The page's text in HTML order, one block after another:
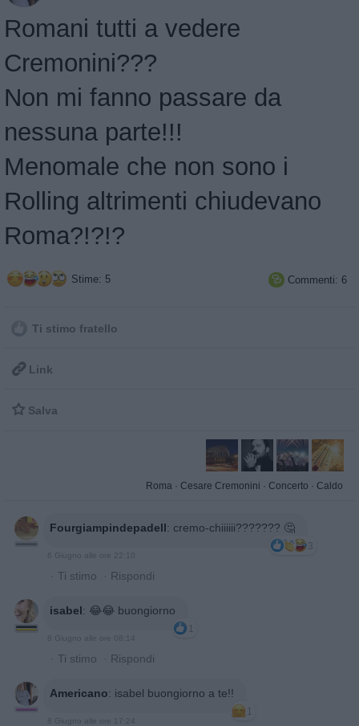
Romani tutti a vedere
Cremonini???
Non mi fanno passare da
nessuna parte!!!
Menomale che non sono i
Rolling altrimenti chiudevano
Roma?!?!?
Stime: 5  Commenti: 6
Ti stimo fratello
 Link
 Salva
Roma · Cesare Cremonini · Concerto · Caldo
Fourgiampindepadell: cremo-chiiiiii??????? 🤔
3
6 Giugno alle ore 22:10
· Ti stimo · Rispondi
isabel: 😂😂 buongiorno
1
8 Giugno alle ore 08:14
· Ti stimo · Rispondi
Americano: isabel buongiorno a te!!
1
8 Giugno alle ore 17:24